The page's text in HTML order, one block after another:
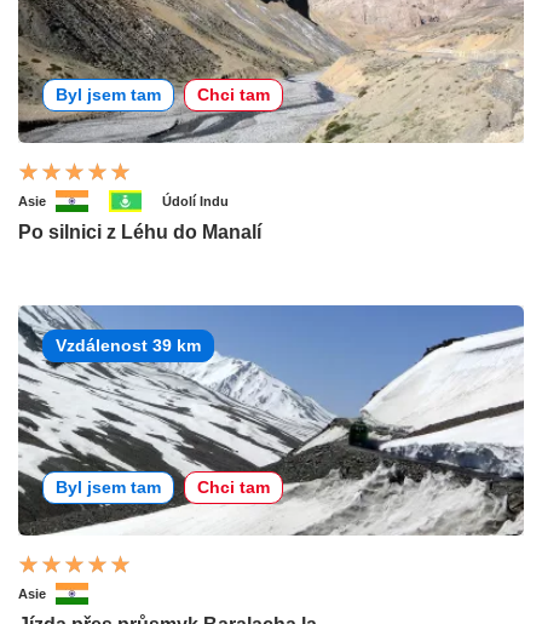
Byl jsem tam Chci tam
Asie Údolí Indu
Po silnici z Léhu do Manalí
Vzdálenost 39 km
Byl jsem tam Chci tam
Asie